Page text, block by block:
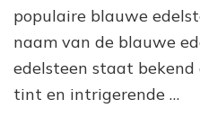
populaire blauwe
naam van de blauwe
edelsteen staat
tint en intrigerende …